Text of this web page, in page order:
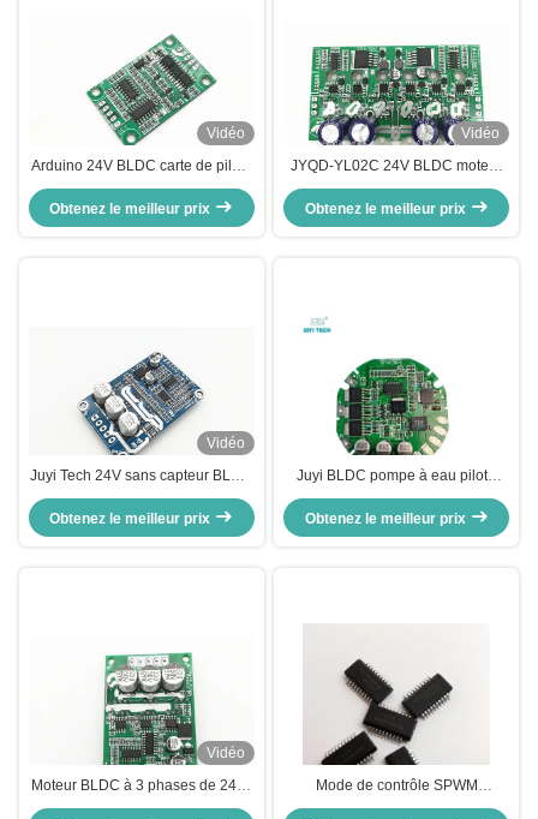
Vidéo
Arduino 24V BLDC carte de pilote
de moteur 3A actuel taille
compacte JYQD-V6.7 contrôleur
de moteur
Obtenez le meilleur prix
Vidéo
JYQD-YL02C 24V BLDC moteur
pilote carte de commande du
moteur pour moteur hub /
skateboard électrique
Obtenez le meilleur prix
Vidéo
Juyi Tech 24V sans capteur BLDC
pilote de moteur contrôleur de
moteur, Bldc pilote de carte pour
souffleur centrifuge
Obtenez le meilleur prix
Juyi BLDC pompe à eau pilote
ventilateur régulateur DC
régulateur de vitesse du moteur
Obtenez le meilleur prix
Vidéo
Moteur BLDC à 3 phases de 24 V,
régulateur de vitesse PWM pour
Mode de contrôle SPWM
Contrôleur de vitesse électronique